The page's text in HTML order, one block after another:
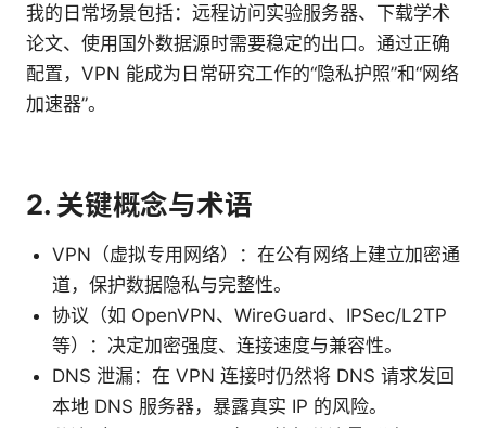
我的日常场景包括：远程访问实验服务器、下载学术
论文、使用国外数据源时需要稳定的出口。通过正确
配置，VPN 能成为日常研究工作的“隐私护照”和“网络
加速器”。
2. 关键概念与术语
VPN（虚拟专用网络）：在公有网络上建立加密通
道，保护数据隐私与完整性。
协议（如 OpenVPN、WireGuard、IPSec/L2TP
等）：决定加密强度、连接速度与兼容性。
DNS 泄漏：在 VPN 连接时仍然将 DNS 请求发回
本地 DNS 服务器，暴露真实 IP 的风险。